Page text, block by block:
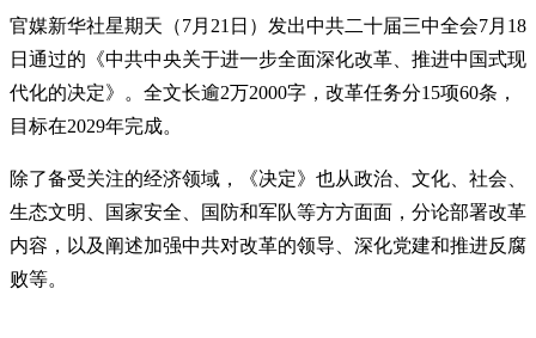
官媒新华社星期天（7月21日）发出中共二十届三中全会7月18
日通过的《中共中央关于进一步全面深化改革、推进中国式现
代化的决定》。全文长逾2万2000字，改革任务分15项60条，
目标在2029年完成。
除了备受关注的经济领域，《决定》也从政治、文化、社会、
生态文明、国家安全、国防和军队等方方面面，分论部署改革
内容，以及阐述加强中共对改革的领导、深化党建和推进反腐
败等。